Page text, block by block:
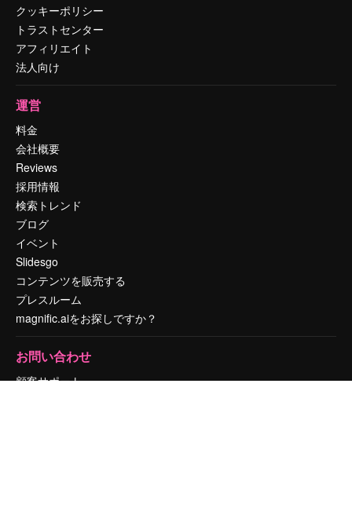
クッキーポリシー
トラストセンター
アフィリエイト
法人向け
運営
料金
会社概要
Reviews
採用情報
検索トレンド
ブログ
イベント
Slidesgo
コンテンツを販売する
プレスルーム
magnific.aiをお探しですか？
お問い合わせ
顧客サポート